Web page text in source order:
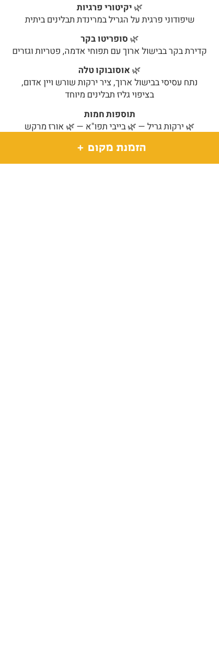
🌿 יקיטורי פרגיות
שיפודוני פרגית על הגריל במרינדת תבלינים ביתית
🌿 סופריטו בקר
קדירת בקר בבישול ארוך עם תפוחי אדמה, פטריות וגזרים
🌿אוסובוקו טלה
נתח עסיסי בבישול ארוך, ציר ירקות שורש ויין אדום,
בציפוי גליז תבלינים מיוחד
תוספות חמות
🌿 ירקות גריל — 🌿 בייבי תפו"א — 🌿 אורז מרקש
מנה עיקרית טבעונית/ללא גלוטן
הזמנת מקום